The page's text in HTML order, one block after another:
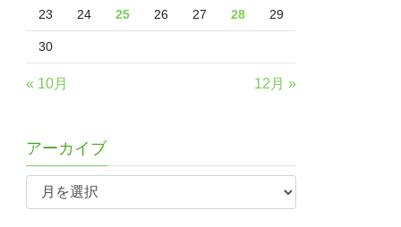
23 24 25 26 27 28 29
30
« 10月 12月 »
アーカイブ
ア